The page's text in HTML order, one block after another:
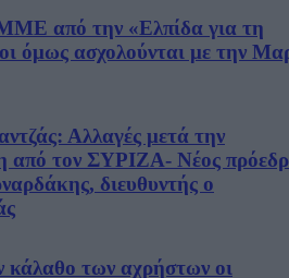
από την «Ελπίδα για τη
όμως ασχολούνται με την
Αλλαγές μετά την
από τον ΣΥΡΙΖΑ- Νέος
διευθυντής ο
κάλαθο των αχρήστων οι